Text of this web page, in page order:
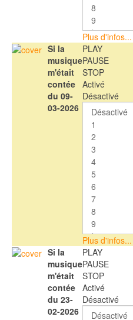
Plus d'infos...
Si la
musique
m'était
contée
du 09-
03-2026
PLAY
PAUSE
STOP
Activé
Désactivé
Plus d'infos...
Si la
musique
m'était
contée
du 23-
02-2026
PLAY
PAUSE
STOP
Activé
Désactivé